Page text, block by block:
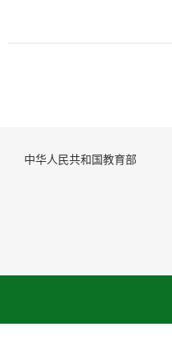
中华人民共和国教育部